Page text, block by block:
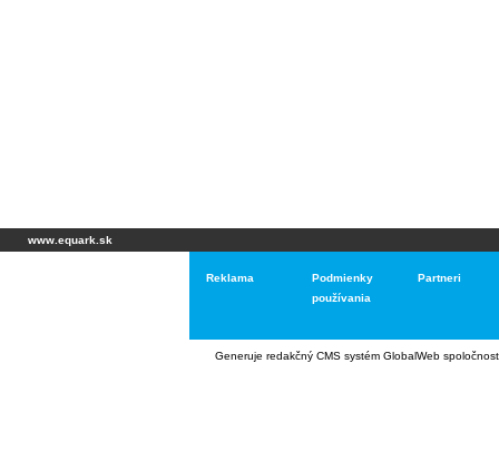
www.equark.sk
Reklama
Podmienky
používania
Partneri
Generuje redakčný CMS systém GlobalWeb